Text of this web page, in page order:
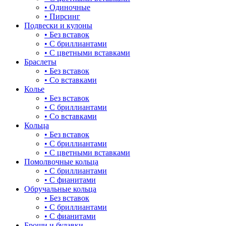
16.5-19
16.5-19.5
16.5-20
17,5-22
17-17.5
17-18
17-19.5
17-20,5
для мам
драконы и змеи
другие религии
животный мир
жучки и букашки
звезды
знаки зодиака
капля
квадрат (куб)
клевер
• Одиночные
• Пирсинг
Подвески и кулоны
• Без вставок
• С бриллиантами
• С цветными вставками
Браслеты
• Без вставок
• Со вставками
Колье
• Без вставок
• С бриллиантами
• Со вставками
Кольца
• Без вставок
• С бриллиантами
• С цветными вставками
Помолвочные кольца
• С бриллиантами
• С фианитами
Обручальные кольца
• Без вставок
• С бриллиантами
• С фианитами